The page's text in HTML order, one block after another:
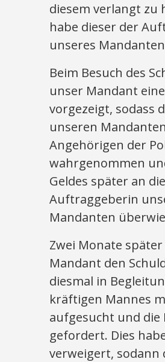
diesem verlangt zu
habe dieser der
unseres
Beim Besuch des
unser Mandant
vorgezeigt, sodass
unseren
Angehörigen der
wahrgenommen
Geldes später an die
Auftraggeberin
Mandanten
Zwei Monate
Mandant den
diesmal in
kräftigen Mannes
aufgesucht und die
gefordert. Dies
verweigert, sodann